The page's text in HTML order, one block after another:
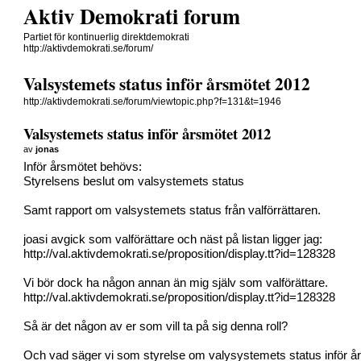
Aktiv Demokrati forum
Partiet för kontinuerlig direktdemokrati
http://aktivdemokrati.se/forum/
Valsystemets status inför årsmötet 2012
http://aktivdemokrati.se/forum/viewtopic.php?f=131&t=1946
Valsystemets status inför årsmötet 2012
avjonas
Inför årsmötet behövs:
Styrelsens beslut om valsystemets status
Samt rapport om valsystemets status från valförrättaren.
joasi avgick som valförättare och näst på listan ligger jag:
http://val.aktivdemokrati.se/proposition/display.tt?id=128328
Vi bör dock ha någon annan än mig själv som valförättare.
http://val.aktivdemokrati.se/proposition/display.tt?id=128328
Så är det någon av er som vill ta på sig denna roll?
Och vad säger vi som styrelse om valysystemets status inför